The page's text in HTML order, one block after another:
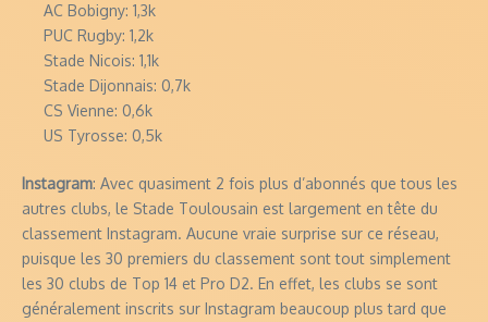
AC Bobigny: 1,3k
PUC Rugby: 1,2k
Stade Nicois: 1,1k
Stade Dijonnais: 0,7k
CS Vienne: 0,6k
US Tyrosse: 0,5k
Instagram: Avec quasiment 2 fois plus d’abonnés que tous les
autres clubs, le Stade Toulousain est largement en tête du
classement Instagram. Aucune vraie surprise sur ce réseau,
puisque les 30 premiers du classement sont tout simplement
les 30 clubs de Top 14 et Pro D2. En effet, les clubs se sont
généralement inscrits sur Instagram beaucoup plus tard que